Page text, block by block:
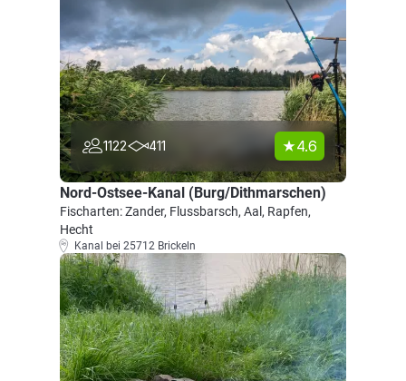
1122 411 4.6
Nord-Ostsee-Kanal (Burg/Dithmarschen)
Fischarten: Zander, Flussbarsch, Aal, Rapfen,
Hecht
Kanal bei 25712 Brickeln